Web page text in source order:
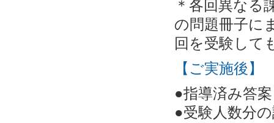
＊各回異な
の問題冊子に
回を受験して
【ご実施後】
●指導済み答案
●受験人数分